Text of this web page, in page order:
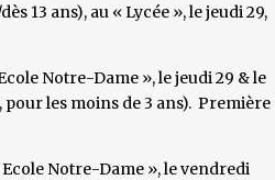
13 ans), au « Lycée », le jeudi 29,
Ecole Notre-Dame », le jeudi 29 & le
pour les moins de 3 ans). Première
Ecole Notre-Dame », le vendredi